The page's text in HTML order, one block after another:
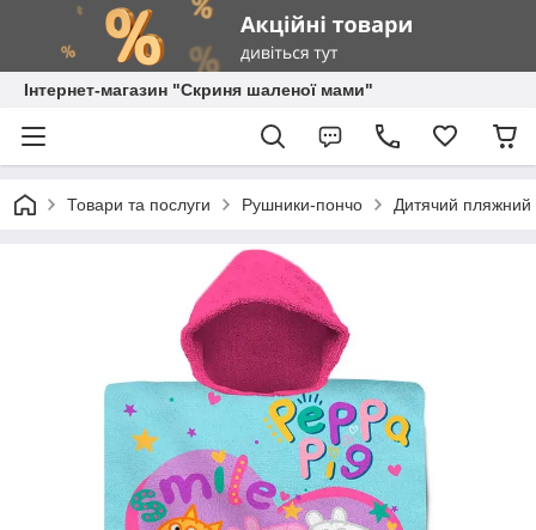
Інтернет-магазин "Скриня шаленої мами"
Товари та послуги Рушники-пончо Дитячий пляжний